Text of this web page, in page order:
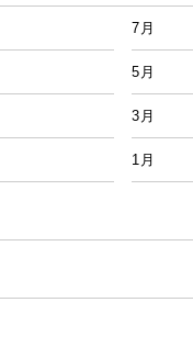
7月
5月
3月
1月